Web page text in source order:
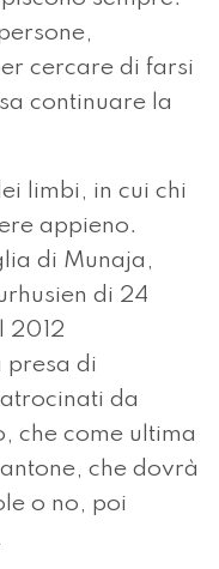
cercare di farsi
continuare la
limbi, in cui chi
appieno.
di Munaja,
di 24
2012
presa di
da
che come ultima
che dovrà
o no, poi